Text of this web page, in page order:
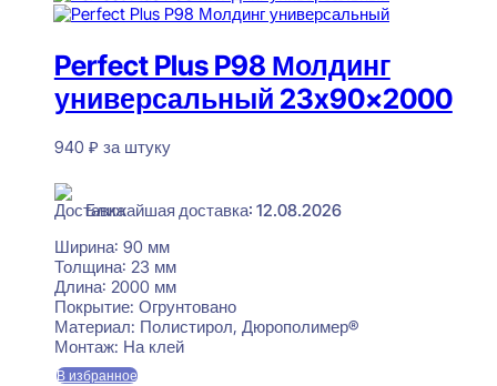
Perfect Plus P98 Молдинг
универсальный 23x90x2000
940 ₽ за штуку
Ближайшая доставка: 12.08.2026
Ширина: 90 мм
Толщина: 23 мм
Длина: 2000 мм
Покрытие: Огрунтовано
Материал: Полистирол, Дюрополимер®
Монтаж: На клей
В избранное